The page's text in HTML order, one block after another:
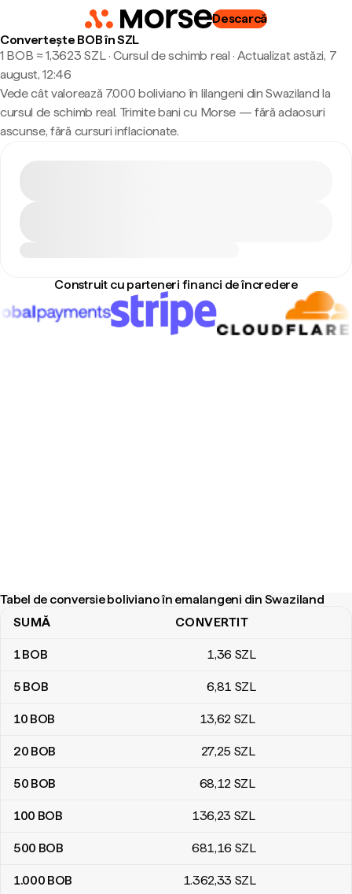
Descarcă
Convertește BOB în SZL
1 BOB ≈ 1,3623 SZL · Cursul de schimb real · Actualizat astăzi, 7
august, 12:46
Vede cât valorează 7.000 boliviano în lilangeni din Swaziland la
cursul de schimb real. Trimite bani cu Morse — fără adaosuri
ascunse, fără cursuri inflacionate.
Construit cu parteneri financi de încredere
Tabel de conversie boliviano în emalangeni din Swaziland
Tabel de conversie boliviano în emalangeni din Swaziland
SUMĂ CONVERTIT
1BOB 1,36 SZL
5 BOB 6,81 SZL
10 BOB 13,62 SZL
20 BOB 27,25 SZL
50 BOB 68,12 SZL
100 BOB 136,23 SZL
500 BOB 681,16 SZL
1.000 BOB 1.362,33 SZL